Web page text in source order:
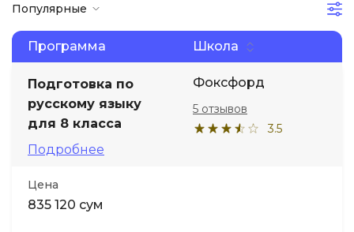
Популярные
Программа Школа
Подготовка по
русскому языку
для 8 класса
Подробнее
Фоксфорд
3.5
5 отзывов
Цена
835 120 сум
Менеджмент
Иностранные языки
Soft Skills
ДПО